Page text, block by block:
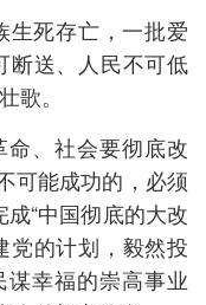
生死存亡，一批爱
断送、人民不可低
歌。
、社会要彻底改
可能成功的，必须
成“中国彻底的大改
党的计划，毅然投
幸福的崇高事业